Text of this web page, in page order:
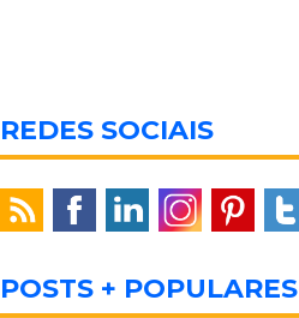
REDES SOCIAIS
POSTS + POPULARES